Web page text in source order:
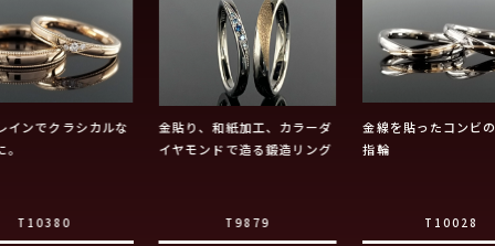
インでクラシカルな
T10380
金貼り、和紙加工、カラーダ
イヤモンドで造る鍛造リング
T9879
金線を貼ったコンビ
指輪
T10028